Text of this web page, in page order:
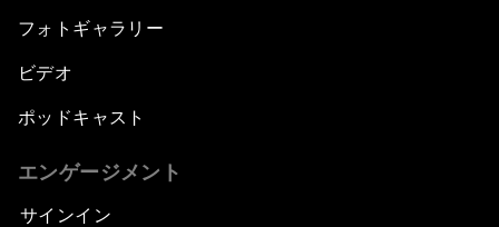
フォトギャラリー
ビデオ
ポッドキャスト
エンゲージメント
サインイン